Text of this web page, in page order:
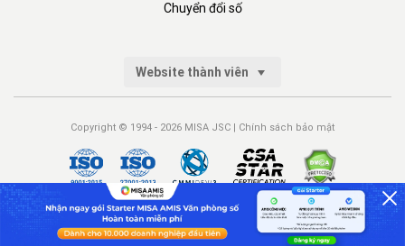
Chuyển đổi số
Website thành viên
Copyright © 1994 - 2026 MISA JSC | Chính sách bảo mật